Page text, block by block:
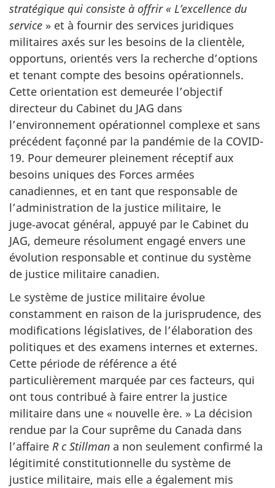
stratégique qui consiste à offrir « L’excellence du
service » et à fournir des services juridiques
militaires axés sur les besoins de la clientèle,
opportuns, orientés vers la recherche d’options
et tenant compte des besoins opérationnels.
Cette orientation est demeurée l’objectif
directeur du Cabinet du JAG dans
l’environnement opérationnel complexe et sans
précédent façonné par la pandémie de la COVID-
19. Pour demeurer pleinement réceptif aux
besoins uniques des Forces armées
canadiennes, et en tant que responsable de
l’administration de la justice militaire, le
juge‑avocat général, appuyé par le Cabinet du
JAG, demeure résolument engagé envers une
évolution responsable et continue du système
de justice militaire canadien.
Le système de justice militaire évolue
constamment en raison de la jurisprudence, des
modifications législatives, de l’élaboration des
politiques et des examens internes et externes.
Cette période de référence a été
particulièrement marquée par ces facteurs, qui
ont tous contribué à faire entrer la justice
militaire dans une « nouvelle ère. » La décision
rendue par la Cour suprême du Canada dans
l’affaire R c Stillman a non seulement confirmé la
légitimité constitutionnelle du système de
justice militaire, mais elle a également mis